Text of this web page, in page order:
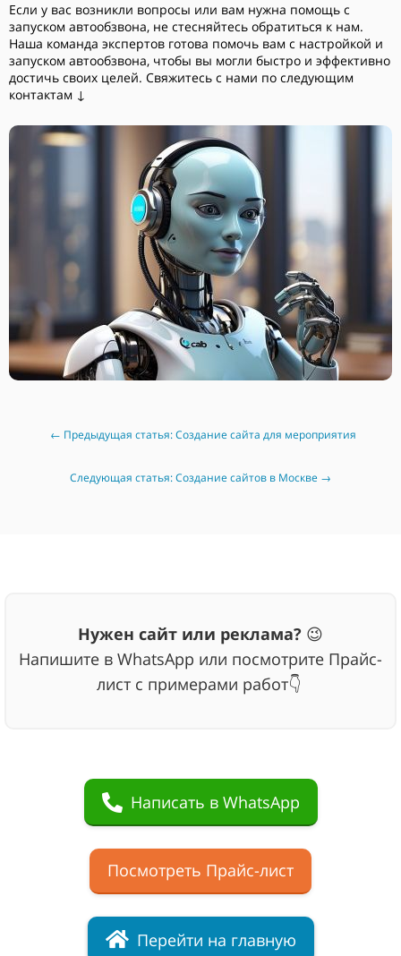
Если у вас возникли вопросы или вам нужна помощь с
запуском автообзвона, не стесняйтесь обратиться к нам.
Наша команда экспертов готова помочь вам с настройкой и
запуском автообзвона, чтобы вы могли быстро и эффективно
достичь своих целей. Свяжитесь с нами по следующим
контактам ↓
← Предыдущая статья: Создание сайта для мероприятия
Cледующая статья: Создание сайтов в Москве →
Нужен сайт или реклама? 😉
Напишите в WhatsApp или посмотрите Прайс-
лист с примерами работ👇
Написать в WhatsApp
Посмотреть Прайс-лист
Перейти на главную